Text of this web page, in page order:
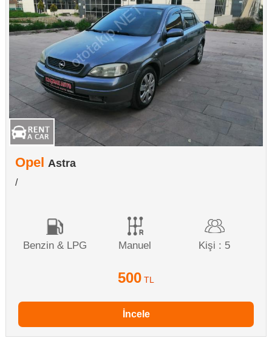
Opel Astra
/
Benzin & LPG Manuel Kişi : 5
500 TL
İncele